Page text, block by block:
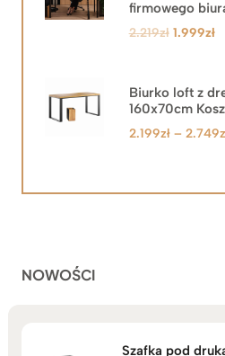
firmowego
2.219zł Pierwotna
2.219zł.
1.999zł
Biurko loft z
160x70cm
2.199zł – 2.749
NOWOŚCI
Szafka pod